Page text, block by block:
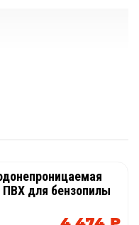
ПВХ для бензопилы